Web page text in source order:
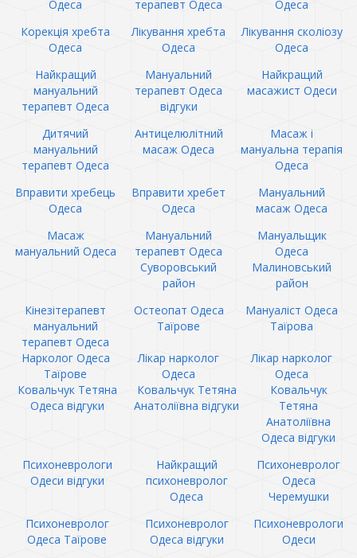
Одеса терапевт Одеса
Одеса
Корекція хребта
Одеса
Лікування хребта
Одеса
Лікування сколіозу
Одеса
Найкращий
мануальний
терапевт Одеса
Мануальний
терапевт Одеса
відгуки
Найкращий
масажист Одеси
Дитячий
мануальний
терапевт Одеса
Антицелюлітний
масаж Одеса
Масаж і
мануальна терапія
Одеса
Вправити хребець
Одеса
Вправити хребет
Одеса
Мануальний
масаж Одеса
Масаж
мануальний Одеса
Мануальний
терапевт Одеса
Суворовський
район
Мануальщик
Одеса
Малиновський
район
Кінезітерапевт
мануальний
терапевт Одеса
Остеопат Одеса
Таїрове
Мануаліст Одеса
Таїрова
Нарколог Одеса
Таїрове
Лікар нарколог
Одеса
Лікар нарколог
Одеса
Ковальчук Тетяна
Одеса відгуки
Ковальчук Тетяна
Анатоліївна відгуки
Ковальчук
Тетяна
Анатоліївна
Одеса відгуки
Психоневрологи
Одеси відгуки
Найкращий
психоневролог
Одеса
Психоневролог
Одеса
Черемушки
Психоневролог
Одеса Таїрове
Психоневролог
Одеса відгуки
Психоневрологи
Одеси